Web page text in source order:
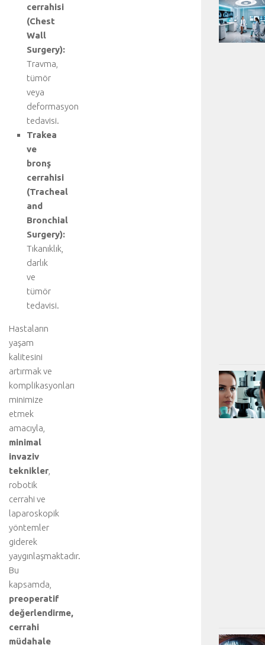
cerrahisi
(Chest
Wall
Surgery):
Travma,
tümör
veya
deformasyon
tedavisi.
Trakea
ve
bronş
cerrahisi
(Tracheal
and
Bronchial
Surgery):
Tıkanıklık,
darlık
ve
tümör
tedavisi.
Hastaların
yaşam
kalitesini
artırmak ve
komplikasyonları
minimize
etmek
amacıyla,
minimal
invaziv
teknikler
robotik
cerrahi ve
laparoskopik
yöntemler
giderek
yaygınlaşmaktadır.
Bu
kapsamda,
preoperatif
değerlendirme,
cerrahi
müdahale